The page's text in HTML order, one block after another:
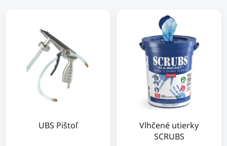
UBS Pištoľ
Vlhčené utierky
SCRUBS